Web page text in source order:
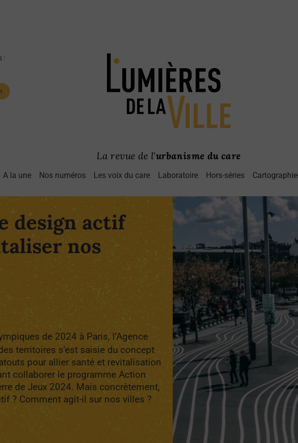
:
La revue de l'urbanisme du care
A la une Nos numéros Les voix du care Laboratoire Hors-séries Cartographie
design actif
nos
de 2024 à Paris, l’Agence
territoires s’est saisie du concept
pour allier santé et revitalisation
collaborer le programme Action
de Jeux 2024. Mais concrètement,
? Comment agit-il sur nos villes ?